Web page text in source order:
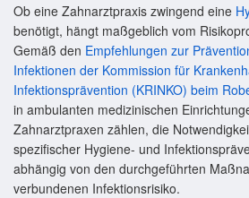
Ob eine Zahnarztpraxis zwingend eine
benötigt, hängt maßgeblich vom
Gemäß den Empfehlungen zur
Infektionen der Kommission für
Infektionsprävention (KRINKO) beim
in ambulanten medizinischen
Zahnarztpraxen zählen, die
spezifischer Hygiene- und
abhängig von den durchgeführten
verbundenen Infektionsrisiko.